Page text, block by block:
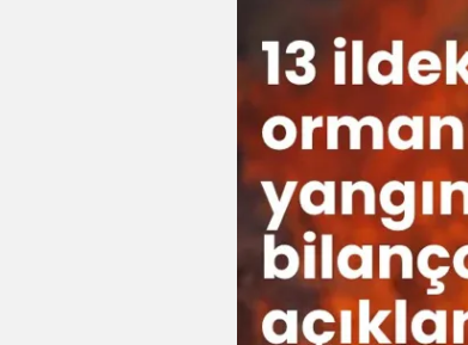
Elazığ’da Zincirleme
Römorkundan Düşen
Birbirine Katladı